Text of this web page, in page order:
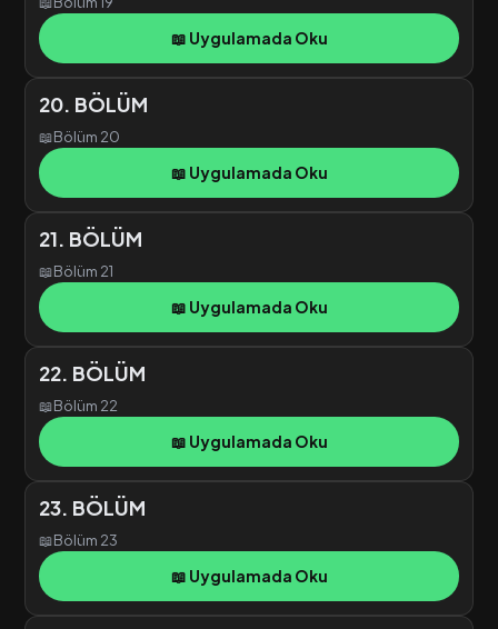
📖 Uygulamada Oku
20. BÖLÜM
📖Bölüm 20
📖 Uygulamada Oku
21. BÖLÜM
📖Bölüm 21
📖 Uygulamada Oku
22. BÖLÜM
📖Bölüm 22
📖 Uygulamada Oku
23. BÖLÜM
📖Bölüm 23
📖 Uygulamada Oku